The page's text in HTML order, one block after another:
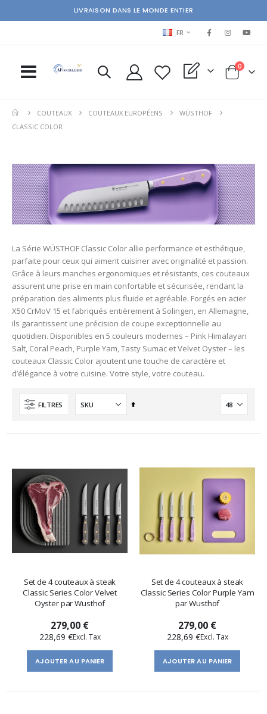
LIVRAISON DANS LE MONDE ENTIER
LANGUAGE
FR
My Quote Cart
0items
COUTEAUX COUTEAUX EUROPÉENS
WÜSTHOF
CLASSIC COLOR
La Série WÜSTHOF Classic Color allie performance et esthétique,
parfaite pour ceux qui aiment cuisiner avec originalité et passion.
Grâce à leurs manches ergonomiques et résistants, ces couteaux
assurent une prise en main confortable et sécurisée, rendant la
préparation des aliments plus fluide et agréable. Forgés en acier
X50 CrMoV 15 et fabriqués entièrement à Solingen, en Allemagne,
ils garantissent une précision de coupe exceptionnelle au
quotidien. Disponibles en 5 couleurs modernes – Pink Himalayan
Salt, Coral Peach, Purple Yam, Tasty Sumac et Velvet Oyster – les
couteaux Classic Color ajoutent une touche de caractère et
d’élégance à votre cuisine. Votre style, votre couteau.
FILTRES
Ordre
Set de 4 couteaux à steak
Classic Series Color Velvet
Oyster par Wusthof
279,00 €
228,69 €
AJOUTER AU PANIER
Set de 4 couteaux à steak
Classic Series Color Purple Yam
par Wusthof
279,00 €
228,69 €
AJOUTER AU PANIER